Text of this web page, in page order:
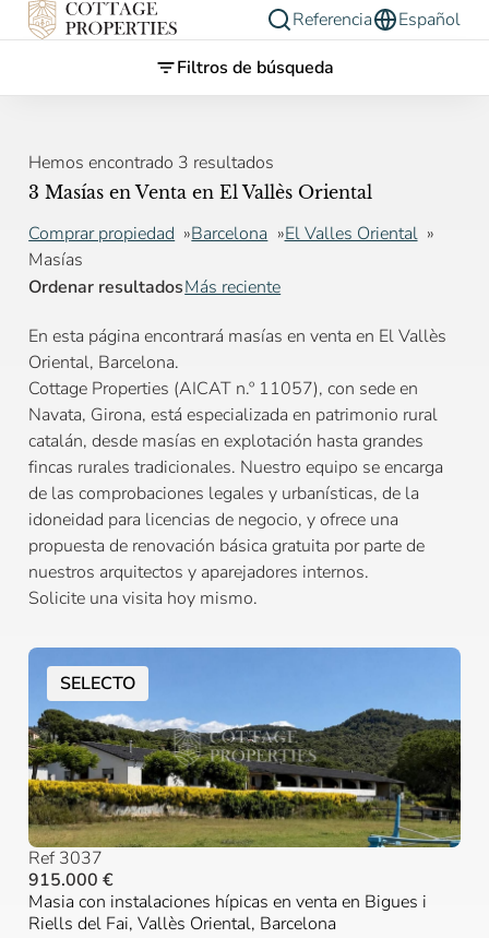
Referencia
Español
Filtros de búsqueda
Hemos encontrado 3 resultados
3 Masías en Venta en El Vallès Oriental
Comprar propiedad Barcelona
El Valles Oriental
Masías
Ordenar resultadosMás reciente
En esta página encontrará masías en venta en El Vallès
Oriental, Barcelona.
Cottage Properties (AICAT n.º 11057), con sede en
Navata, Girona, está especializada en patrimonio rural
catalán, desde masías en explotación hasta grandes
fincas rurales tradicionales. Nuestro equipo se encarga
de las comprobaciones legales y urbanísticas, de la
idoneidad para licencias de negocio, y ofrece una
propuesta de renovación básica gratuita por parte de
nuestros arquitectos y aparejadores internos.
Solicite una visita hoy mismo.
SELECTO
Ref 3037
915.000 €
Masia con instalaciones hípicas en venta en Bigues i
Riells del Fai, Vallès Oriental, Barcelona